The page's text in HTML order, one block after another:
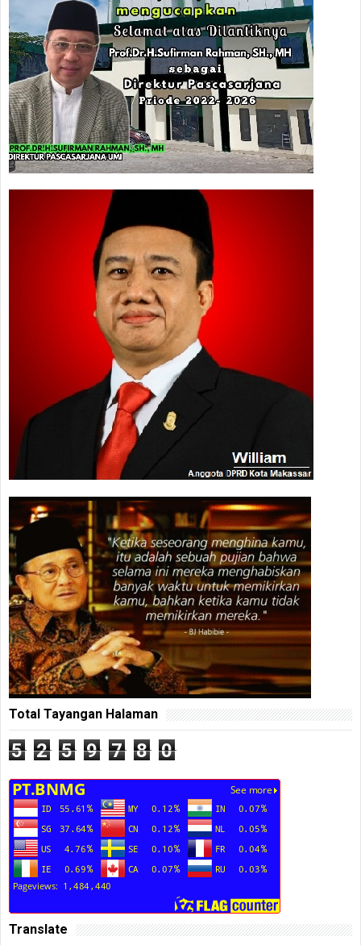
Total Tayangan Halaman
5 2 5 9 7 8 0
Translate